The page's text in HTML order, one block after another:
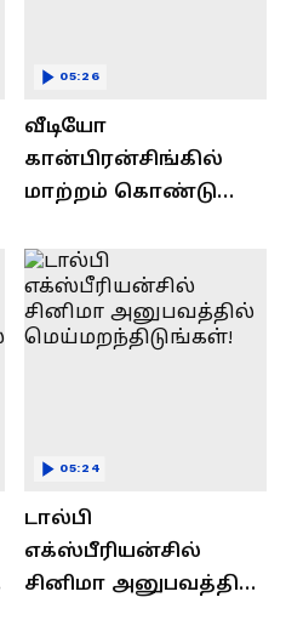
வீடியோ
கான்பிரன்சிங்கில்
மாற்றம் கொண்டு
PC"
05:26
டால்பி
எக்ஸ்பீரியன்சில்
சினிமா அனுபவத்தில்
05:24